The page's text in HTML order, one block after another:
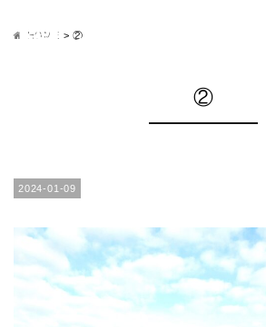
HOME >②
②
2024-01-09